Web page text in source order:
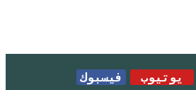
يوتيوب فيسبوك